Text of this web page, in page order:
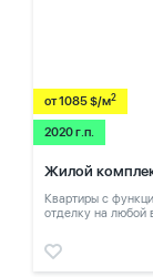
от 1085 $/м2
2020 г.п.
Жилой
Квартиры с
отделку на любой